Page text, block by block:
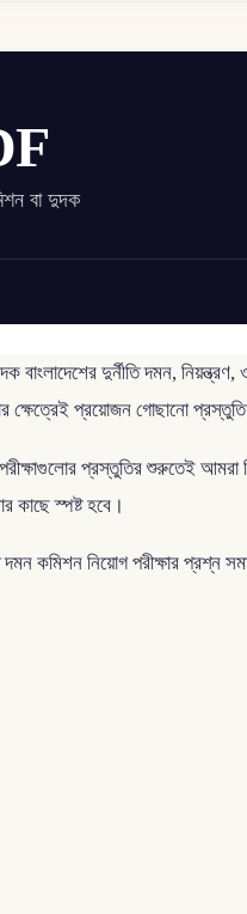
বা দুদক
দুর্নীতি দমন,
ক্ষেত্রেই প্রয়োজন গোছানো
প্রস্তুতির শুরুতেই আমরা
কাছে স্পষ্ট হবে।
কমিশন নিয়োগ পরীক্ষার প্রশ্ন